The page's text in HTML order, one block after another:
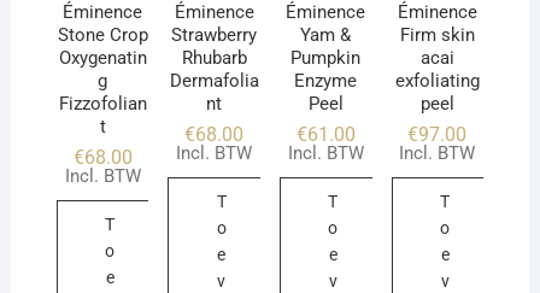
Éminence
Stone Crop
Oxygenatin
g
Fizzofolian
t
€68.00
Incl. BTW
T
o
e
Éminence
Strawberry
Rhubarb
Dermafolia
nt
€68.00
Incl. BTW
T
o
e
v
Éminence
Yam &
Pumpkin
Enzyme
Peel
€61.00
Incl. BTW
T
o
e
v
Éminence
Firm skin
acai
exfoliating
peel
€97.00
Incl. BTW
T
o
e
v